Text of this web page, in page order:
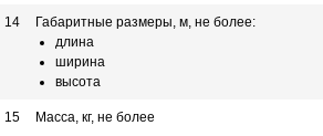
14
Габаритные размеры, м, не более:
длина
ширина
высота
15 Масса, кг, не более